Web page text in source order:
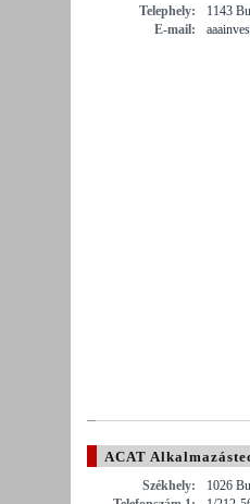
Telephely:
1143
E-mail:
ACAT
Székhely:
1026